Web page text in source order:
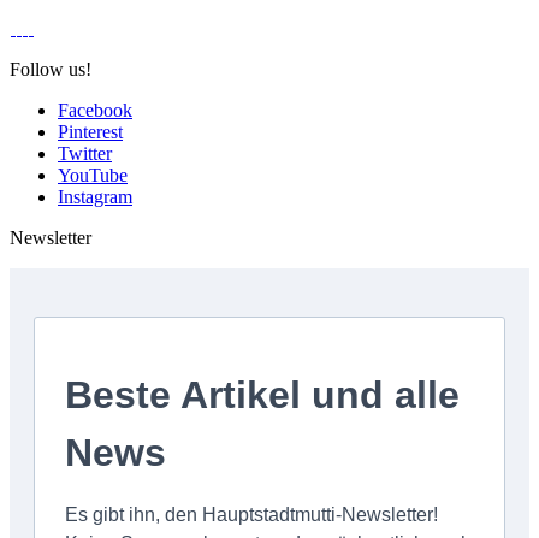
Follow us!
Facebook
Pinterest
Twitter
YouTube
Instagram
Newsletter